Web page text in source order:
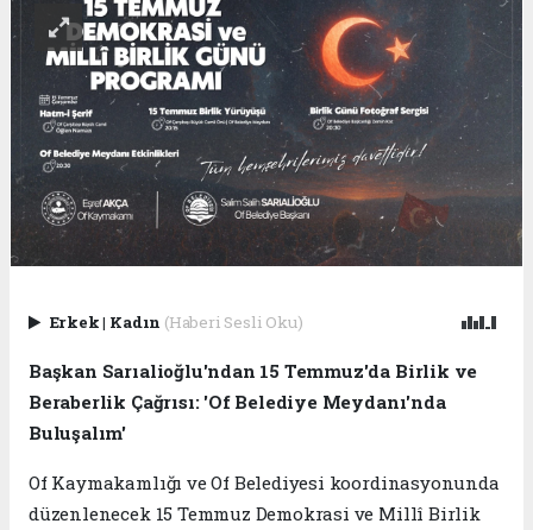
Erkek| Kadın (Haberi Sesli Oku)
Başkan Sarıalioğlu'ndan 15 Temmuz'da Birlik ve
Beraberlik Çağrısı: 'Of Belediye Meydanı'nda
Buluşalım'
Of Kaymakamlığı ve Of Belediyesi koordinasyonunda
düzenlenecek 15 Temmuz Demokrasi ve Millî Birlik